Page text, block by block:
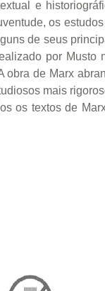
e
os
de seus
por Musto
obra de Marx
mais
os textos de